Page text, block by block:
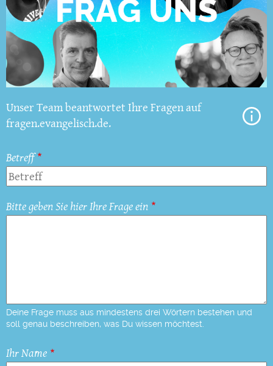
Unser Team beantwortet Ihre Fragen auf
fragen.evangelisch.de.
Betreff
Bitte geben Sie hier Ihre Frage ein
Deine Frage muss aus mindestens drei Wörtern bestehen und
soll genau beschreiben, was Du wissen möchtest.
Ihr Name